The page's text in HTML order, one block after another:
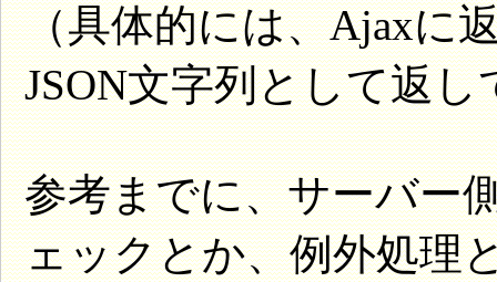
（具体的には、Ajaxに
JSON文字列として返
参考までに、サーバー
ェックとか、例外処理